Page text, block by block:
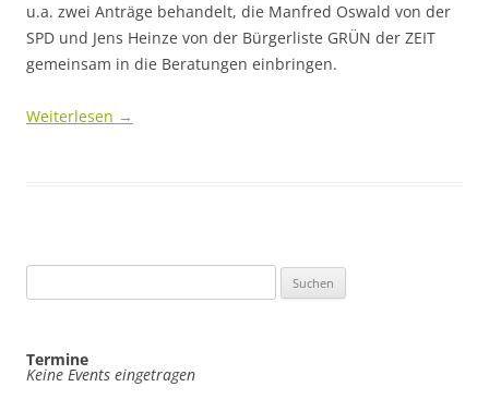
u.a. zwei Anträge behandelt, die Manfred Oswald von der
SPD und Jens Heinze von der Bürgerliste GRÜN der ZEIT
gemeinsam in die Beratungen einbringen.
Weiterlesen →
nach:
Termine
Keine Events eingetragen